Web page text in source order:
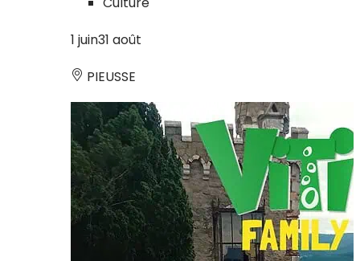
1 juin31 août
PIEUSSE